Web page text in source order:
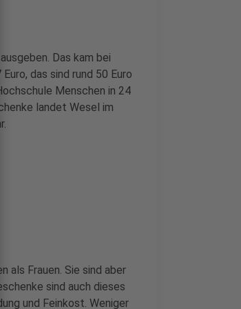
Das kam bei
das sind rund 50 Euro
Menschen in 24
landet Wesel im
als Frauen. Sie sind aber
sind auch dieses
und Feinkost. Weniger